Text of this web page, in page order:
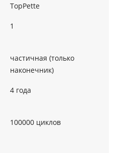
TopPette
1
частичная (только
наконечник)
4 года
100000 циклов